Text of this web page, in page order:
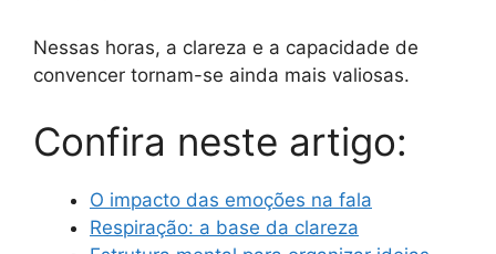
Nessas horas, a clareza e a capacidade de
convencer tornam-se ainda mais valiosas.
Confira neste artigo:
O impacto das emoções na fala
Respiração: a base da clareza